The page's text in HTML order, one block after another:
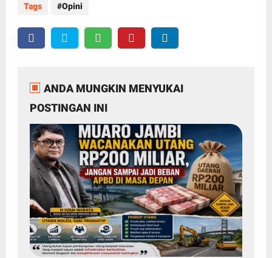
Tags Opini
ANDA MUNGKIN MENYUKAI
POSTINGAN INI